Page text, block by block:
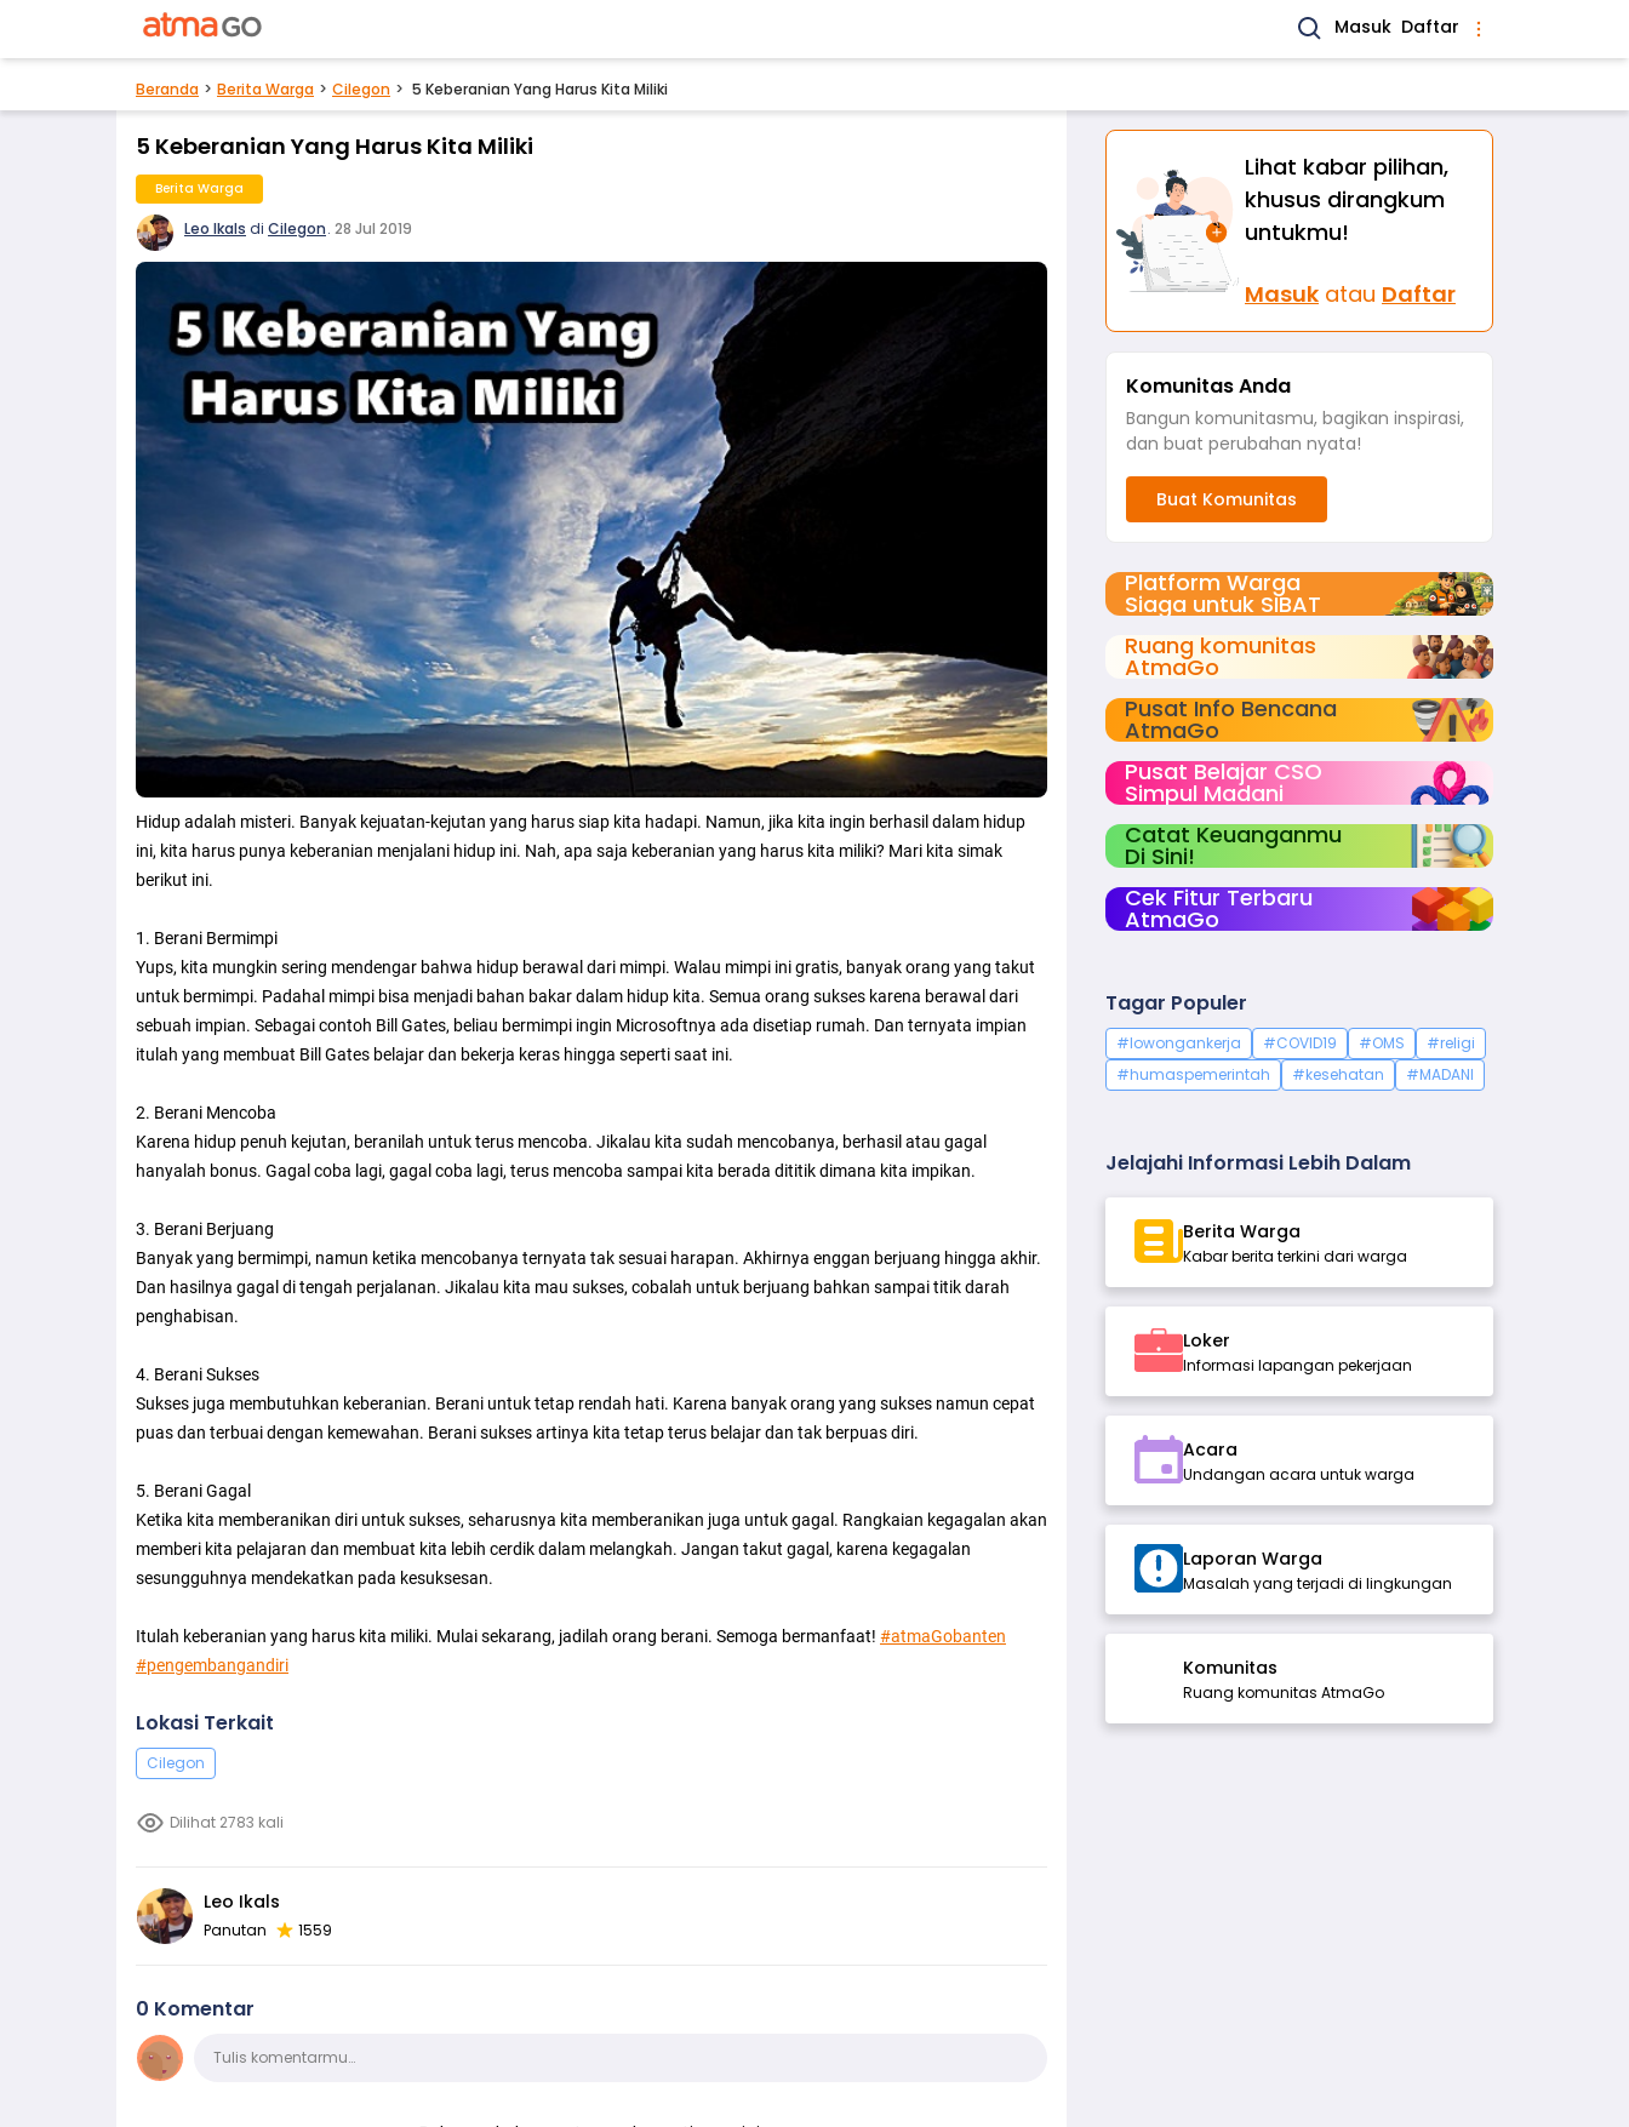
Masuk Daftar
Beranda Berita Warga Cilegon 5 Keberanian Yang Harus Kita Miliki
5 Keberanian Yang Harus Kita Miliki
Berita Warga
Leo Ikals di Cilegon. 28 Jul 2019
Hidup adalah misteri. Banyak kejuatan-kejutan yang harus siap kita hadapi. Namun, jika kita ingin berhasil dalam hidup
ini, kita harus punya keberanian menjalani hidup ini. Nah, apa saja keberanian yang harus kita miliki? Mari kita simak
berikut ini.
1. Berani Bermimpi
Yups, kita mungkin sering mendengar bahwa hidup berawal dari mimpi. Walau mimpi ini gratis, banyak orang yang takut
untuk bermimpi. Padahal mimpi bisa menjadi bahan bakar dalam hidup kita. Semua orang sukses karena berawal dari
sebuah impian. Sebagai contoh Bill Gates, beliau bermimpi ingin Microsoftnya ada disetiap rumah. Dan ternyata impian
itulah yang membuat Bill Gates belajar dan bekerja keras hingga seperti saat ini.
2. Berani Mencoba
Karena hidup penuh kejutan, beranilah untuk terus mencoba. Jikalau kita sudah mencobanya, berhasil atau gagal
hanyalah bonus. Gagal coba lagi, gagal coba lagi, terus mencoba sampai kita berada dititik dimana kita impikan.
3. Berani Berjuang
Banyak yang bermimpi, namun ketika mencobanya ternyata tak sesuai harapan. Akhirnya enggan berjuang hingga akhir.
Dan hasilnya gagal di tengah perjalanan. Jikalau kita mau sukses, cobalah untuk berjuang bahkan sampai titik darah
penghabisan.
4. Berani Sukses
Sukses juga membutuhkan keberanian. Berani untuk tetap rendah hati. Karena banyak orang yang sukses namun cepat
puas dan terbuai dengan kemewahan. Berani sukses artinya kita tetap terus belajar dan tak berpuas diri.
5. Berani Gagal
Ketika kita memberanikan diri untuk sukses, seharusnya kita memberanikan juga untuk gagal. Rangkaian kegagalan akan
memberi kita pelajaran dan membuat kita lebih cerdik dalam melangkah. Jangan takut gagal, karena kegagalan
sesungguhnya mendekatkan pada kesuksesan.
Itulah keberanian yang harus kita miliki. Mulai sekarang, jadilah orang berani. Semoga bermanfaat! #atmaGobanten
#pengembangandiri
Lokasi Terkait
Cilegon
Dilihat 2783 kali
Leo Ikals
Panutan 1559
0 Komentar
KomentarTulis komentarmu…
Lihat kabar pilihan,
khusus dirangkum
untukmu!
Masuk atau Daftar
Komunitas Anda
Bangun komunitasmu, bagikan inspirasi,
dan buat perubahan nyata!
Buat Komunitas
Platform Warga
Siaga untuk SIBAT
Ruang komunitas
AtmaGo
Pusat Info Bencana
AtmaGo
Pusat Belajar CSO
Simpul Madani
Catat Keuanganmu
Di Sini!
Cek Fitur Terbaru
AtmaGo
Tagar Populer
#lowongankerja #COVID19 #OMS
#religi
#humaspemerintah
#kesehatan #MADANI
Jelajahi Informasi Lebih Dalam
Berita Warga
Kabar berita terkini dari warga
Loker
Informasi lapangan pekerjaan
Acara
Undangan acara untuk warga
Laporan Warga
Masalah yang terjadi di lingkungan
Komunitas
Ruang komunitas AtmaGo